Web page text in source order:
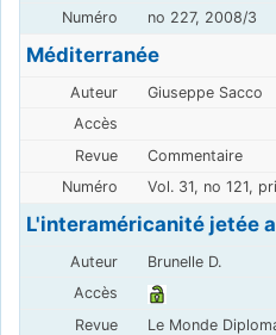
no 227, 2008/3
Méditerranée
Giuseppe Sacco
Commentaire
Vol. 31, no 121,
L'interaméricanité jetée
Brunelle D.
Le Monde